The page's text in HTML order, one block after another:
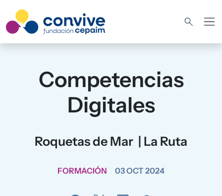
Competencias
Digitales
Roquetas de Mar | La Ruta
FORMACIÓN 03 OCT 2024